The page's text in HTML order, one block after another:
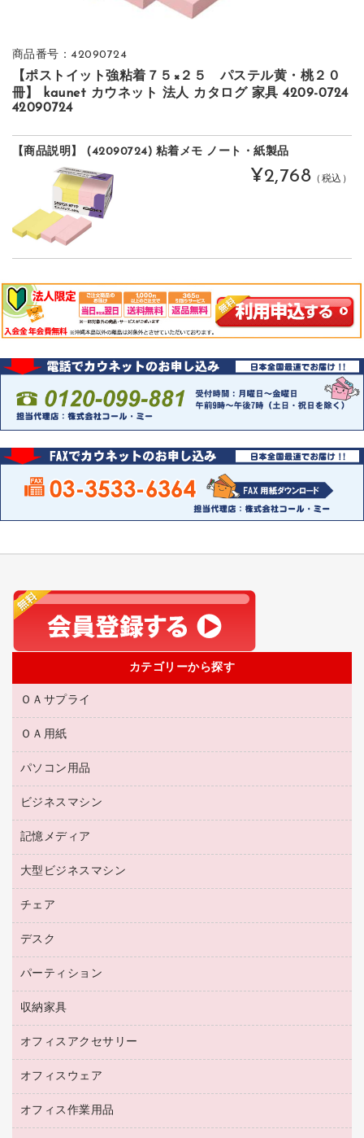
商品番号：42090724
【ポストイット強粘着７５×２５ パステル黄・桃２０
冊】 kaunet カウネット 法人 カタログ 家具 4209-0724
42090724
【商品説明】 (42090724) 粘着メモ ノート・紙製品
¥2,768 （税込）
カテゴリーから探す
ＯＡサプライ
互換インクカートリッジ
リサイクルトナー（プール方式）
リサイクルインクカートリッジ
プリンタ用リボン
トナーカートリッジ
コピートナー
インクカートリッジ
ＯＡ用紙
名刺用紙
ワープロ用紙
ラベル用紙
プロッター用紙
ハガキ用紙
その他コピー用紙・プリンタ用紙
コピー用紙
インクジェットプリンタ用紙
パソコン用品
パソコン周辺機器
マウスパッド
マウス
パソコンバッグ／収納用品
ネットワーク／ＬＡＮ機器
ネットワーク／ＬＡＮアクセサリー
セキュリティ用品
スマートフォン／モバイル周辺機器
ＵＳＢハブ／ＵＳＢアクセサリー
ＯＡフィルター
ＯＡクリーナー／エアダスター
ビジネスマシン
電話機
レーザープリンタ／複合機
メモリーカード
プロジェクタ
ファクシミリ
デジタルカメラ
スキャナー
コピー機
インクジェットプリンタ／複合機
記憶メディア
ブルーレイディスク
ＣＤ－ＲＷ
ＣＤ－Ｒ
メディア収納用品
大型ビジネスマシン
プリンタ
チェア
応接イス・ベンチ
オフィスチェア
デスク
ミーティングテーブル
デスク
カウンター
パーティション
ホワイトボード・黒板
収納家具
保管庫・書庫
ロッカー・下駄箱
その他収納
オフィスアクセサリー
オフィスアクセサリー
オフィスウェア
医療・介護・ワーキングウェア
オフィス作業用品